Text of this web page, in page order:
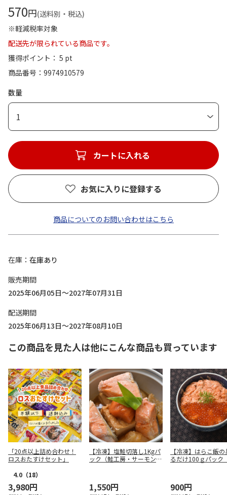
570円(送料別・税込)
※軽減税率対象
配送先が限られている商品です。
獲得ポイント： 5 pt
商品番号
9974910579
数量
1
カートに入れる
お気に入りに登録する
商品についてのお問い合わせはこちら
在庫
在庫あり
販売期間
2025年06月05日～2027年07月31日
配送期間
2025年06月13日～2027年08月10日
この商品を見た人は他にこんな商品も買っています
「20点以上詰め合わせ！
ロスおたすけセット」
4.0 （18）
3,980円
【冷凍】塩鮭切落し1Kgパ
ック（鮭工房・サーモンハ
1,550円
【冷凍】はらこ飯
るだけ100ｇパック
900円